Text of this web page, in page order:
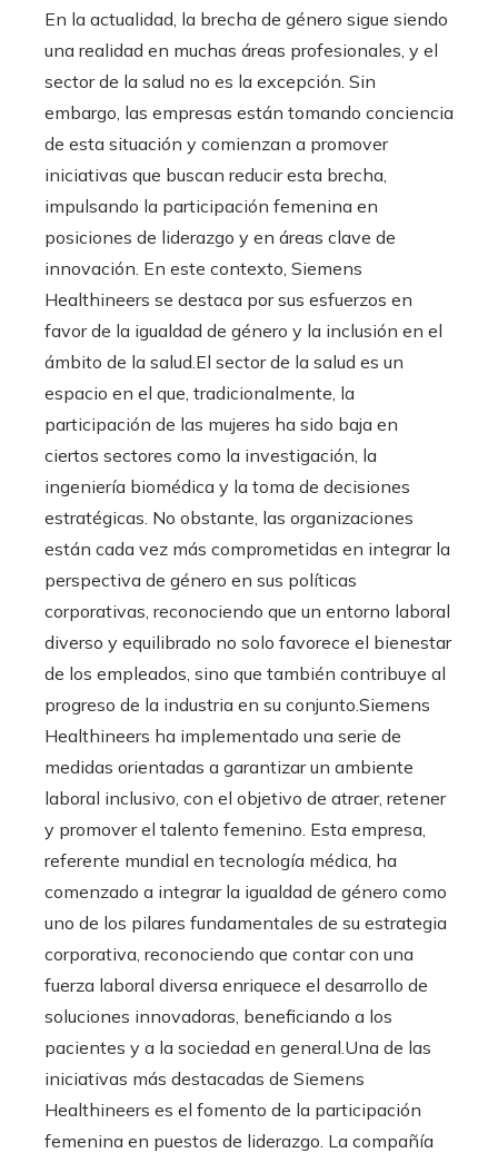
En la actualidad, la brecha de género sigue siendo
una realidad en muchas áreas profesionales, y el
sector de la salud no es la excepción. Sin
embargo, las empresas están tomando conciencia
de esta situación y comienzan a promover
iniciativas que buscan reducir esta brecha,
impulsando la participación femenina en
posiciones de liderazgo y en áreas clave de
innovación. En este contexto, Siemens
Healthineers se destaca por sus esfuerzos en
favor de la igualdad de género y la inclusión en el
ámbito de la salud.El sector de la salud es un
espacio en el que, tradicionalmente, la
participación de las mujeres ha sido baja en
ciertos sectores como la investigación, la
ingeniería biomédica y la toma de decisiones
estratégicas. No obstante, las organizaciones
están cada vez más comprometidas en integrar la
perspectiva de género en sus políticas
corporativas, reconociendo que un entorno laboral
diverso y equilibrado no solo favorece el bienestar
de los empleados, sino que también contribuye al
progreso de la industria en su conjunto.Siemens
Healthineers ha implementado una serie de
medidas orientadas a garantizar un ambiente
laboral inclusivo, con el objetivo de atraer, retener
y promover el talento femenino. Esta empresa,
referente mundial en tecnología médica, ha
comenzado a integrar la igualdad de género como
uno de los pilares fundamentales de su estrategia
corporativa, reconociendo que contar con una
fuerza laboral diversa enriquece el desarrollo de
soluciones innovadoras, beneficiando a los
pacientes y a la sociedad en general.Una de las
iniciativas más destacadas de Siemens
Healthineers es el fomento de la participación
femenina en puestos de liderazgo. La compañía